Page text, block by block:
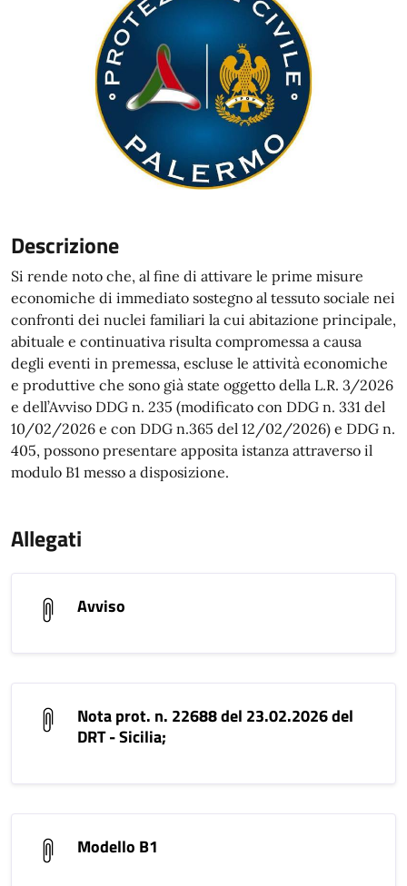
Descrizione
Si rende noto che, al fine di attivare le prime misure
economiche di immediato sostegno al tessuto sociale nei
confronti dei nuclei familiari la cui abitazione principale,
abituale e continuativa risulta compromessa a causa
degli eventi in premessa, escluse le attività economiche
e produttive che sono già state oggetto della L.R. 3/2026
e dell’Avviso DDG n. 235 (modificato con DDG n. 331 del
10/02/2026 e con DDG n.365 del 12/02/2026) e DDG n.
405, possono presentare apposita istanza attraverso il
modulo B1 messo a disposizione.
Allegati
Avviso
Nota prot. n. 22688 del 23.02.2026 del
DRT - Sicilia;
Modello B1